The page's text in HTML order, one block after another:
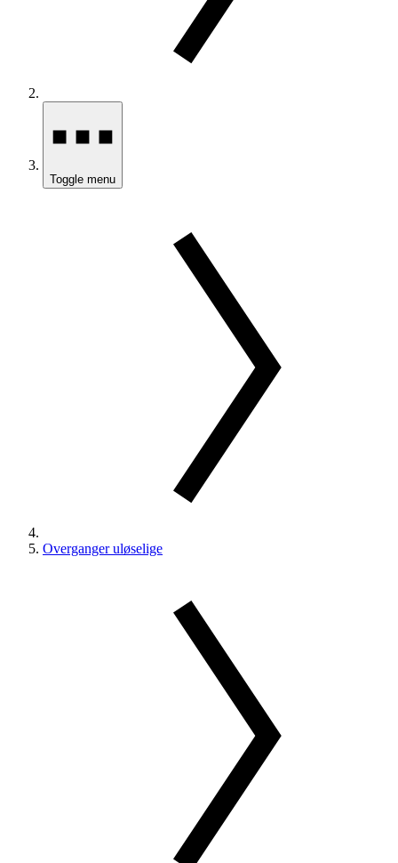
Toggle menu
Overganger uløselige